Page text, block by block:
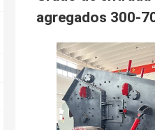
agregados 300-